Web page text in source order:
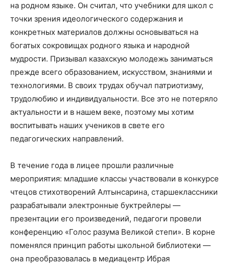
на родном языке. Он считал, что учебники для школ с
точки зрения идеологического содержания и
конкретных материалов должны основываться на
богатых сокровищах родного языка и народной
мудрости. Призывал казахскую молодежь заниматься
прежде всего образованием, искусством, знаниями и
технологиями. В своих трудах обучал патриотизму,
трудолюбию и индивидуальности. Все это не потеряло
актуальности и в нашем веке, поэтому мы хотим
воспитывать наших учеников в свете его
педагогических направлений.
В течение года в лицее прошли различные
мероприятия: младшие классы участвовали в конкурсе
чтецов стихотворений Алтынсарина, старшеклассники
разрабатывали электронные буктрейлеры —
презентации его произведений, педагоги провели
конференцию «Голос разума Великой степи». В корне
поменялся принцип работы школьной библиотеки —
она преобразовалась в медиацентр Ибрая